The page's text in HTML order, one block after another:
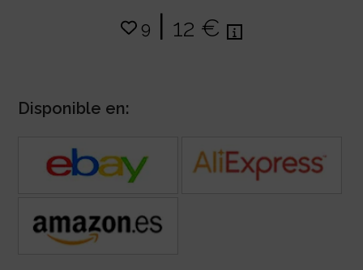
9 | 12 €
Disponible en: